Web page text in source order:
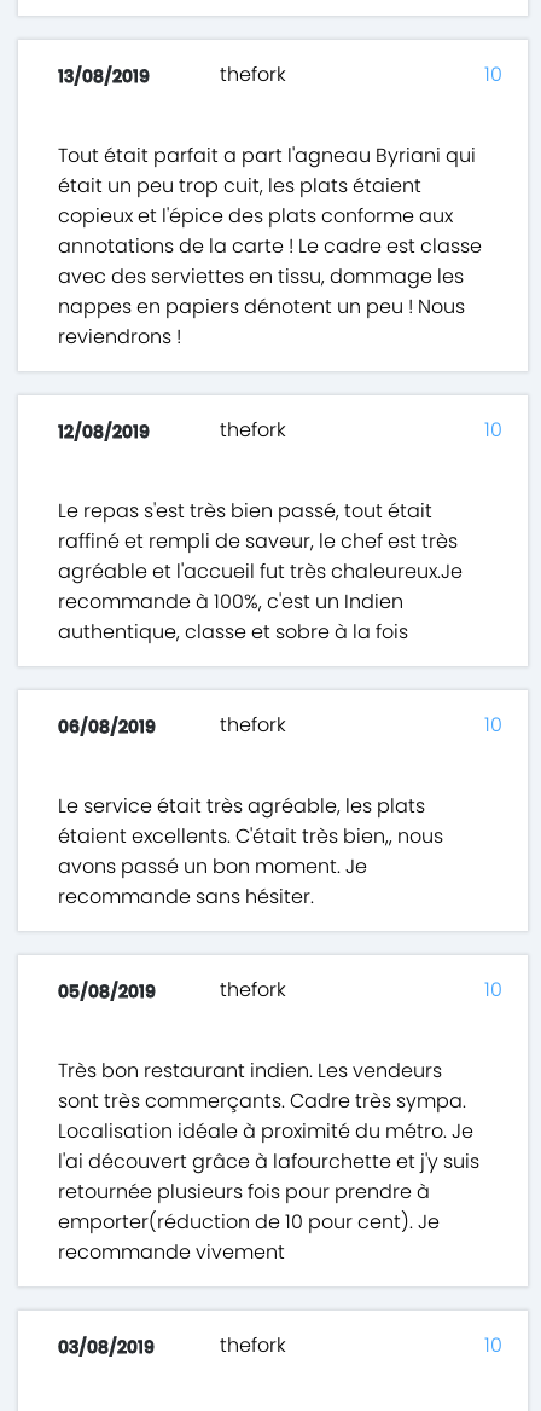
13/08/2019 thefork
Tout était parfait a part l'agneau Byriani qui
était un peu trop cuit, les plats étaient
copieux et l'épice des plats conforme aux
annotations de la carte ! Le cadre est classe
avec des serviettes en tissu, dommage les
nappes en papiers dénotent un peu ! Nous
reviendrons !
10
12/08/2019 thefork
Le repas s'est très bien passé, tout était
raffiné et rempli de saveur, le chef est très
agréable et l'accueil fut très chaleureux.Je
recommande à 100%, c'est un Indien
authentique, classe et sobre à la fois
10
06/08/2019 thefork
Le service était très agréable, les plats
étaient excellents. C'était très bien,, nous
avons passé un bon moment. Je
recommande sans hésiter.
10
05/08/2019 thefork
Très bon restaurant indien. Les vendeurs
sont très commerçants. Cadre très sympa.
Localisation idéale à proximité du métro. Je
l'ai découvert grâce à lafourchette et j'y suis
retournée plusieurs fois pour prendre à
emporter(réduction de 10 pour cent). Je
recommande vivement
10
03/08/2019 thefork 10